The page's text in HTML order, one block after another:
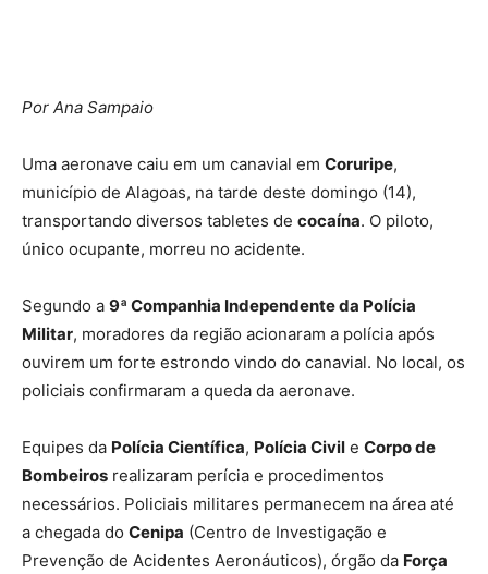
Por Ana Sampaio
Uma aeronave caiu em um canavial em Coruripe,
município de Alagoas, na tarde deste domingo (14),
transportando diversos tabletes de cocaína. O piloto,
único ocupante, morreu no acidente.
Segundo a 9ª Companhia Independente da Polícia
Militar, moradores da região acionaram a polícia após
ouvirem um forte estrondo vindo do canavial. No local, os
policiais confirmaram a queda da aeronave.
Equipes da Polícia Científica, Polícia Civil e Corpo de
Bombeiros realizaram perícia e procedimentos
necessários. Policiais militares permanecem na área até
a chegada do Cenipa (Centro de Investigação e
Prevenção de Acidentes Aeronáuticos), órgão da Força